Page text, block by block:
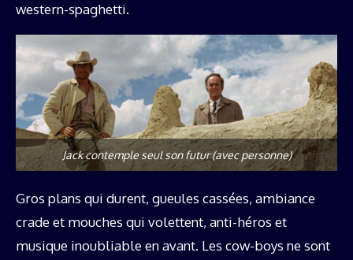
western-spaghetti.
Jack contemple seul son futur (avec personne)
Gros plans qui durent, gueules cassées, ambiance
crade et mouches qui volettent, anti-héros et
musique inoubliable en avant. Les cow-boys ne sont